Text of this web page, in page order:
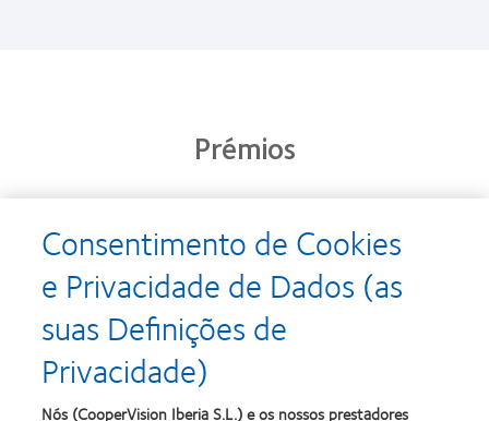
Prémios
Learn
more
about
Prémio
Silmo
d’Or
para
o
melhor
Learn
more
about
Produto
do
Ano
Learn
about about
Consentimento de Cookies
e Privacidade de Dados (as
suas Definições de
Privacidade)
Nós (CooperVision Iberia S.L.) e os nossos prestadores